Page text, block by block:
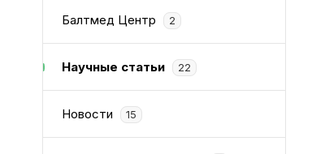
Балтмед Центр 2
Научные статьи 22
Новости 15